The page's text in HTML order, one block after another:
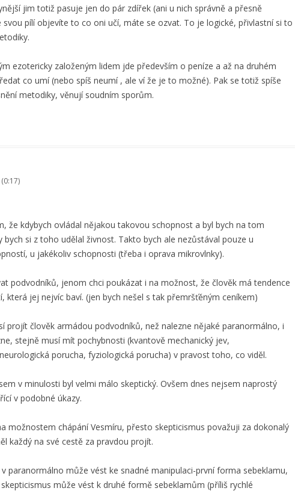
jim totiž pasuje jen do pár zdířek (ani u nich správně a přesně
svou pílí objevíte to co oni učí, máte se ozvat. To je logické, přivlastní si to
ezotericky založeným lidem jde především o peníze a až na druhém
co umí (nebo spíš neumí , ale ví že je to možné). Pak se totiž spíše
metodiky, věnují soudním sporům.
že kdybych ovládal nějakou takovou schopnost a byl bych na tom
bych si z toho udělal živnost. Takto bych ale nezůstával pouze u
u jakékoliv schopnosti (třeba i oprava mikrovlnky).
podvodníků, jenom chci poukázat i na možnost, že člověk má tendence
která jej nejvíc baví. (jen bych nešel s tak přemršťěným ceníkem)
projít člověk armádou podvodníků, než nalezne nějaké paranormálno, i
stejně musí mít pochybnosti (kvantově mechanický jev,
porucha, fyziologická porucha) v pravost toho, co viděl.
v minulosti byl velmi málo skeptický. Ovšem dnes nejsem naprostý
v podobné úkazy.
možnostem chápání Vesmíru, přesto skepticismus považuji za dokonalý
každý na své cestě za pravdou projít.
paranormálno může vést ke snadné manipulaci-první forma sebeklamu,
může vést k druhé formě sebeklamům (příliš rychlé